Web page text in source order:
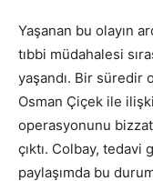
Yaşanan bu olayın
tıbbi müdahalesi
yaşandı. Bir süredir
Osman Çiçek ile
operasyonunu
çıktı. Colbay, tedavi
paylaşımda bu